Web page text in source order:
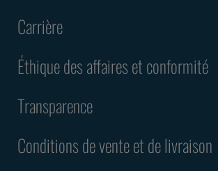
Carrière
Éthique des affaires et conformité
Transparence
Conditions de vente et de livraison